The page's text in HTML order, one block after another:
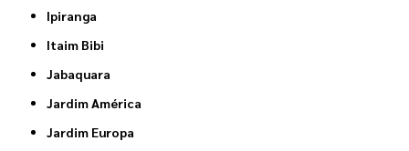
Ipiranga
Itaim Bibi
Jabaquara
Jardim América
Jardim Europa